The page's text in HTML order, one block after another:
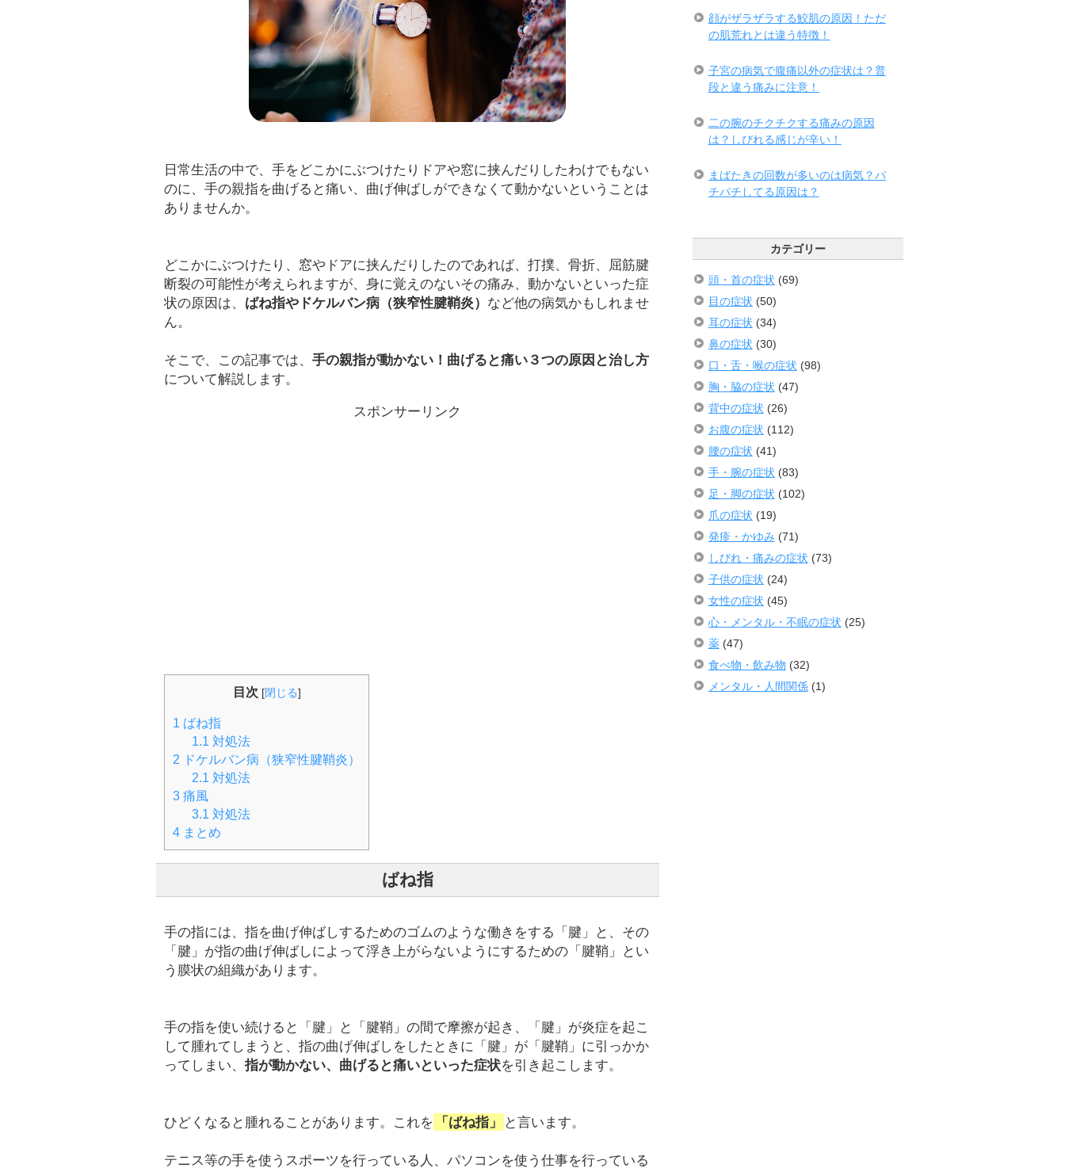
日常生活の中で、手をどこかにぶつけたりドアや窓に挟んだりしたわけでもない
のに、手の親指を曲げると痛い、曲げ伸ばしができなくて動かないということは
ありませんか。
どこかにぶつけたり、窓やドアに挟んだりしたのであれば、打撲、骨折、屈筋腱
断裂の可能性が考えられますが、身に覚えのないその痛み、動かないといった症
状の原因は、 ばね指やドケルバン病（狭窄性腱鞘炎） など他の病気かもしれませ
ん。
そこで、この記事では、 手の親指が動かない！曲げると痛い３つの原因と治し方
について解説します。
スポンサーリンク
目次 [閉じる]
1 ばね指
1.1 対処法
2 ドケルバン病（狭窄性腱鞘炎）
2.1 対処法
3 痛風
3.1 対処法
4 まとめ
ばね指
手の指には、指を曲げ伸ばしするためのゴムのような働きをする「腱」と、その
「腱」が指の曲げ伸ばしによって浮き上がらないようにするための「腱鞘」とい
う膜状の組織があります。
手の指を使い続けると「腱」と「腱鞘」の間で摩擦が起き、「腱」が炎症を起こ
して腫れてしまうと、指の曲げ伸ばしをしたときに「腱」が「腱鞘」に引っかか
ってしまい、 指が動かない、曲げると痛いといった症状を引き起こします。
ひどくなると腫れることがあります。これを 「ばね指」 と言います。
テニス等の手を使うスポーツを行っている人、パソコンを使う仕事を行っている
顔がザラザラする鮫肌の原因！ただ
の肌荒れとは違う特徴！
子宮の病気で腹痛以外の症状は？普
段と違う痛みに注意！
二の腕のチクチクする痛みの原因
は？しびれる感じが辛い！
まばたきの回数が多いのは病気？パ
チパチしてる原因は？
カテゴリー
頭・首の症状 (69)
目の症状 (50)
耳の症状 (34)
鼻の症状 (30)
口・舌・喉の症状 (98)
胸・脇の症状 (47)
背中の症状 (26)
お腹の症状 (112)
腰の症状 (41)
手・腕の症状 (83)
足・脚の症状 (102)
爪の症状 (19)
発疹・かゆみ (71)
しびれ・痛みの症状 (73)
子供の症状 (24)
女性の症状 (45)
心・メンタル・不眠の症状 (25)
薬(47)
食べ物・飲み物 (32)
メンタル・人間関係(1)